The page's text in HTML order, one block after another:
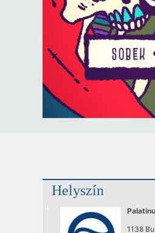
Helyszín
1138